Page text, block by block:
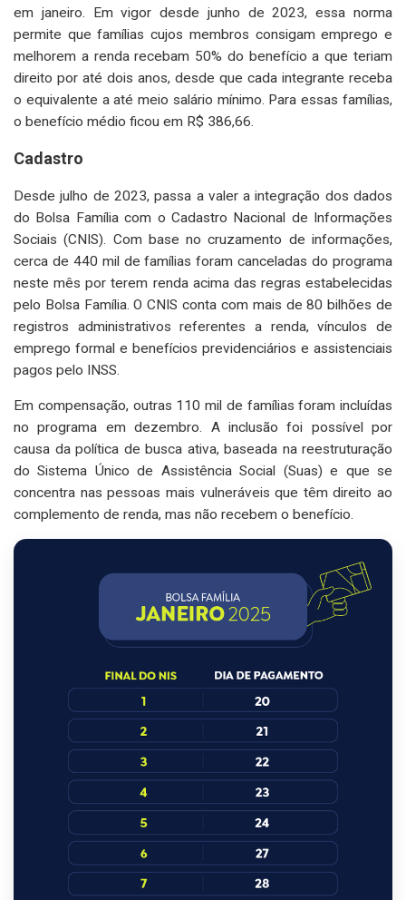
em janeiro. Em vigor desde junho de 2023, essa norma
permite que famílias cujos membros consigam emprego e
melhorem a renda recebam 50% do benefício a que teriam
direito por até dois anos, desde que cada integrante receba
o equivalente a até meio salário mínimo. Para essas famílias,
o benefício médio ficou em R$ 386,66.
Cadastro
Desde julho de 2023, passa a valer a integração dos dados
do Bolsa Família com o Cadastro Nacional de Informações
Sociais (CNIS). Com base no cruzamento de informações,
cerca de 440 mil de famílias foram canceladas do programa
neste mês por terem renda acima das regras estabelecidas
pelo Bolsa Família. O CNIS conta com mais de 80 bilhões de
registros administrativos referentes a renda, vínculos de
emprego formal e benefícios previdenciários e assistenciais
pagos pelo INSS.
Em compensação, outras 110 mil de famílias foram incluídas
no programa em dezembro. A inclusão foi possível por
causa da política de busca ativa, baseada na reestruturação
do Sistema Único de Assistência Social (Suas) e que se
concentra nas pessoas mais vulneráveis que têm direito ao
complemento de renda, mas não recebem o benefício.